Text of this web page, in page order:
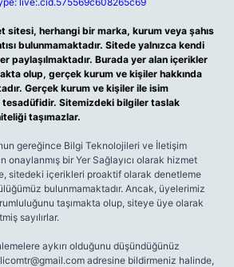
sitesi, herhangi bir marka, kurum veya şahıs
bulunmamaktadır. Sitede yalnızca kendi
paylaşılmaktadır. Burada yer alan içerikler
olup, gerçek kurum ve kişiler hakkında
Gerçek kurum ve kişiler ile isim
Sitemizdeki bilgiler taslak
taşımazlar.
gereğince Bilgi Teknolojileri ve İletişim
onaylanmış bir Yer Sağlayıcı olarak hizmet
sitedeki içerikleri proaktif olarak denetleme
bulunmamaktadır. Ancak, üyelerimiz
taşımakta olup, siteye üye olarak
sayılırlar.
aykırı olduğunu düşündüğünüz
adresine bildirmeniz halinde,